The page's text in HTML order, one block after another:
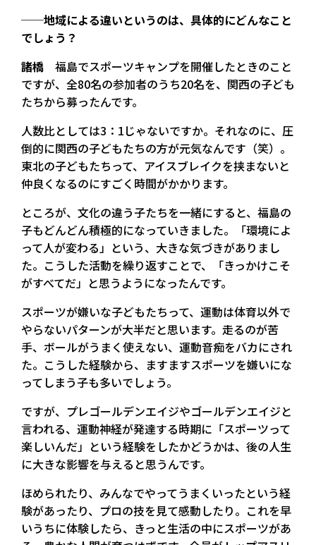
──地域による違いというのは、具体的にどんなこと
でしょう？
諸橋 福島でスポーツキャンプを開催したときのこと
ですが、全80名の参加者のうち20名を、関西の子ども
たちから募ったんです。
人数比としては3：1じゃないですか。それなのに、圧
倒的に関西の子どもたちの方が元気なんです（笑）。
東北の子どもたちって、アイスブレイクを挟まないと
仲良くなるのにすごく時間がかかります。
ところが、文化の違う子たちを一緒にすると、福島の
子もどんどん積極的になっていきました。「環境によ
って人が変わる」という、大きな気づきがありまし
た。こうした活動を繰り返すことで、「きっかけこそ
がすべてだ」と思うようになったんです。
スポーツが嫌いな子どもたちって、運動は体育以外で
やらないパターンが大半だと思います。走るのが苦
手、ボールがうまく使えない、運動音痴をバカにされ
た。こうした経験から、ますますスポーツを嫌いにな
ってしまう子も多いでしょう。
ですが、プレゴールデンエイジやゴールデンエイジと
言われる、運動神経が発達する時期に「スポーツって
楽しいんだ」という経験をしたかどうかは、後の人生
に大きな影響を与えると思うんです。
ほめられたり、みんなでやってうまくいったという経
験があったり、プロの技を見て感動したり。これを早
いうちに体験したら、きっと生活の中にスポーツがあ